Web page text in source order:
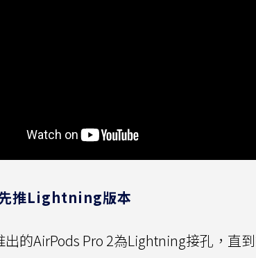
推Lightning版本
出的AirPods Pro 2為Lightning接孔，直